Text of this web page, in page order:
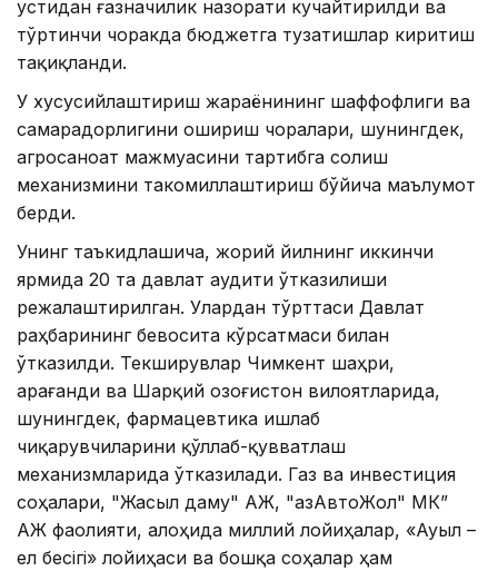
устидан ғазначилик назорати кучайтирилди ва
тўртинчи чоракда бюджетга тузатишлар киритиш
тақиқланди.
У хусусийлаштириш жараёнининг шаффофлиги ва
самарадорлигини ошириш чоралари, шунингдек,
агросаноат мажмуасини тартибга солиш
механизмини такомиллаштириш бўйича маълумот
берди.
Унинг таъкидлашича, жорий йилнинг иккинчи
ярмида 20 та давлат аудити ўтказилиши
режалаштирилган. Улардан тўрттаси Давлат
раҳбарининг бевосита кўрсатмаси билан
ўтказилди. Текширувлар Чимкент шаҳри,
Қарағанди ва Шарқий Қозоғистон вилоятларида,
шунингдек, фармацевтика ишлаб
чиқарувчиларини қўллаб-қувватлаш
механизмларида ўтказилади. Газ ва инвестиция
соҳалари, "Жасыл даму" АЖ, "ҚазАвтоЖол" МК”
АЖ фаолияти, алоҳида миллий лойиҳалар, «Ауыл –
ел бесігі» лойиҳаси ва бошқа соҳалар ҳам